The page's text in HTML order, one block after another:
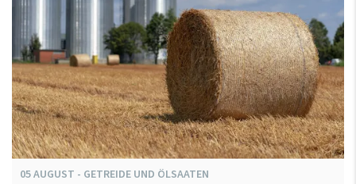
05AUGUST - GETREIDE UND ÖLSAATEN